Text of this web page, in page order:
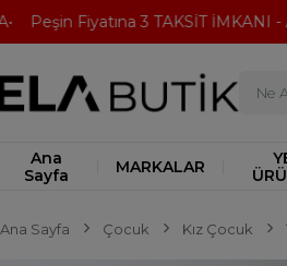
Peşin Fiyatına 3 TAKSİT İMKANI -
Ana
Sayfa
MARKALAR
Ana Sayfa Çocuk Kız Çocuk